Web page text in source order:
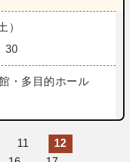
）
30
・多目的ホール
11
12